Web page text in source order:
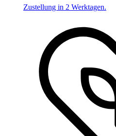
Zustellung in 2 Werktagen.